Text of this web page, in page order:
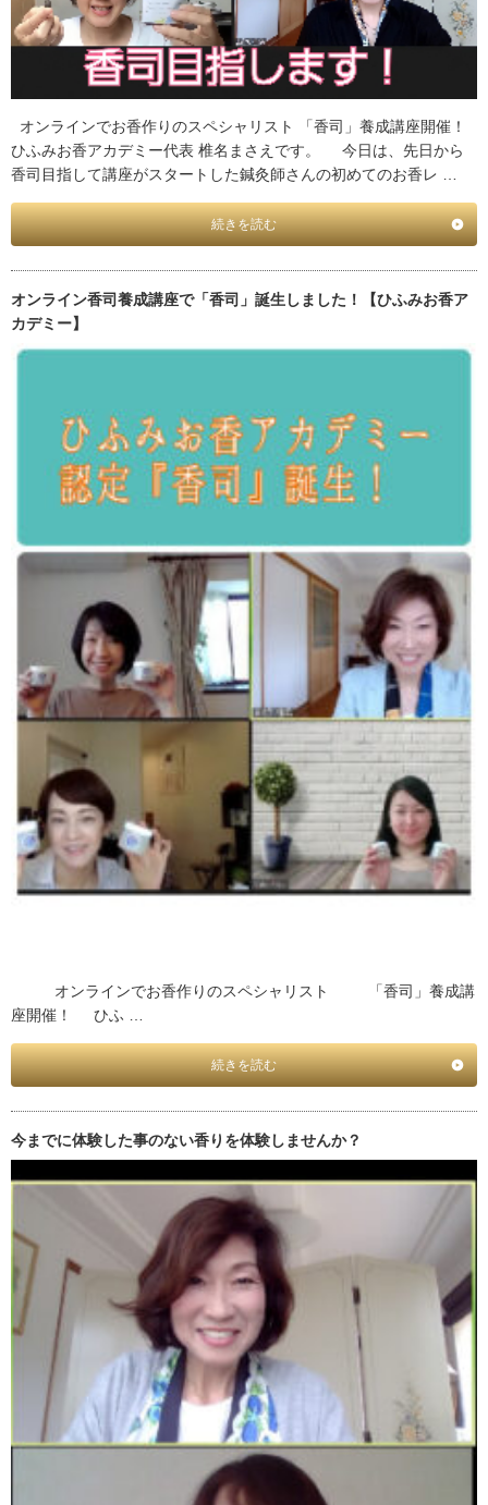
オンラインでお香作りのスペシャリスト 「香司」養成講座開催！
ひふみお香アカデミー代表 椎名まさえです。 今日は、先日から
香司目指して講座がスタートした鍼灸師さんの初めてのお香レ …
続きを読む
オンライン香司養成講座で「香司」誕生しました！【ひふみお香ア
カデミー】
オンラインでお香作りのスペシャリスト 「香司」養成講
座開催！ ひふ …
続きを読む
今までに体験した事のない香りを体験しませんか？